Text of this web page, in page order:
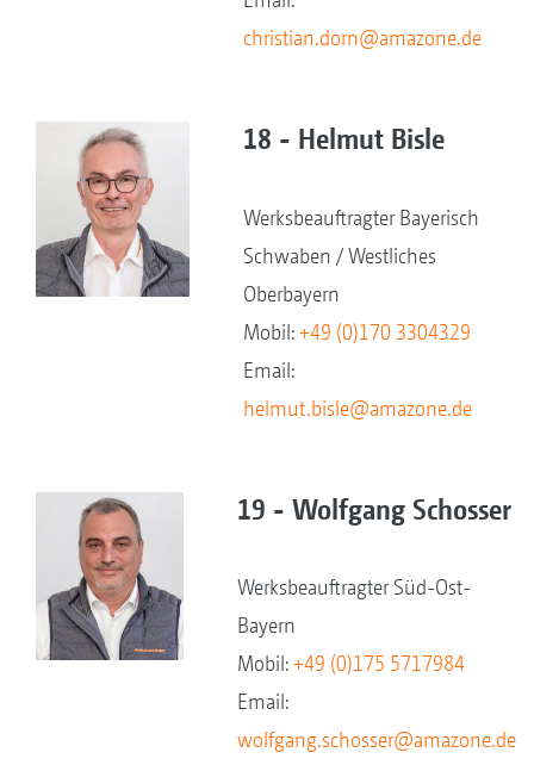
christian.dorn@amazone.de
18 - Helmut Bisle
Werksbeauftragter Bayerisch
Schwaben / Westliches
Oberbayern
Mobil:+49 (0)170 3304329
Email:
helmut.bisle@amazone.de
19 - Wolfgang Schosser
Werksbeauftragter Süd-Ost-
Bayern
Mobil:+49 (0)175 5717984
Email:
wolfgang.schosser@amazone.de